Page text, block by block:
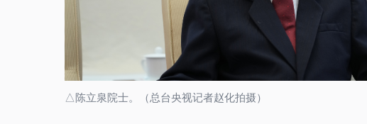
△陈立泉院士。（总台央视记者赵化拍摄）